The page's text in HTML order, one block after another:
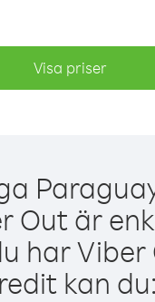
Visa priser
Out är
har Viber
kan